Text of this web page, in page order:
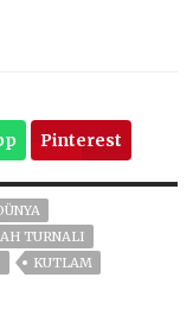
Pinterest
TURNALI
KUTLAM